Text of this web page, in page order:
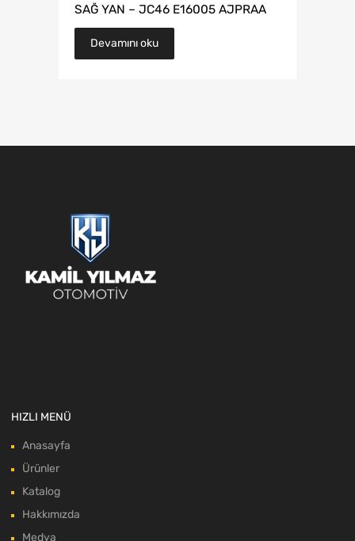
SAĞ YAN – JC46 E16005 AJPRAA
Devamını oku
HIZLI MENÜ
Anasayfa
Ürünler
Katalog
Hakkımızda
Medya